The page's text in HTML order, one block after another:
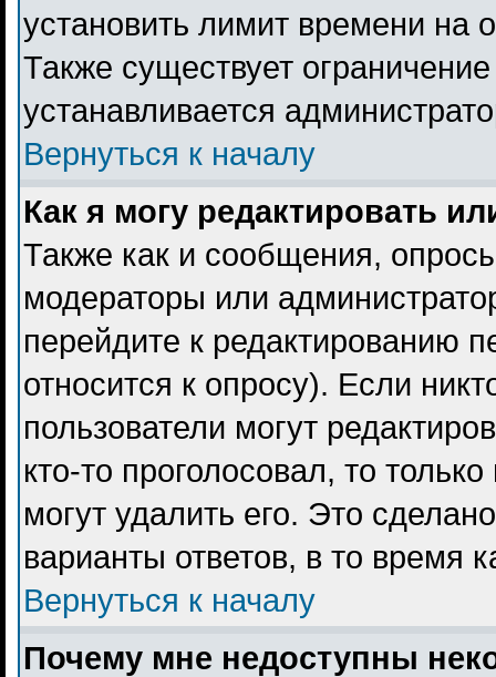
установить лимит времени на
Также существует
устанавливается
Вернуться к началу
Как я могу редактировать
Также как и сообщения,
модераторы или
перейдите к редактированию
относится к опросу). Если
пользователи могут
кто-то проголосовал, то
могут удалить его. Это
варианты ответов, в то время
Вернуться к началу
Почему мне недоступны